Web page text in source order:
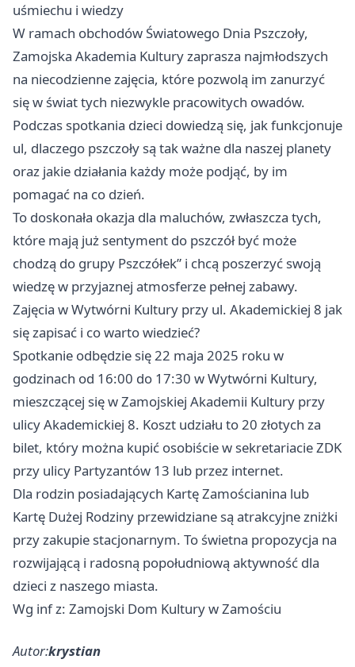
uśmiechu i wiedzy
W ramach obchodów Światowego Dnia Pszczoły,
Zamojska Akademia Kultury zaprasza najmłodszych
na niecodzienne zajęcia, które pozwolą im zanurzyć
się w świat tych niezwykle pracowitych owadów.
Podczas spotkania dzieci dowiedzą się, jak funkcjonuje
ul, dlaczego pszczoły są tak ważne dla naszej planety
oraz jakie działania każdy może podjąć, by im
pomagać na co dzień.
To doskonała okazja dla maluchów, zwłaszcza tych,
które mają już sentyment do pszczół być może
chodzą do grupy Pszczółek” i chcą poszerzyć swoją
wiedzę w przyjaznej atmosferze pełnej zabawy.
Zajęcia w Wytwórni Kultury przy ul. Akademickiej 8 jak
się zapisać i co warto wiedzieć?
Spotkanie odbędzie się 22 maja 2025 roku w
godzinach od 16:00 do 17:30 w Wytwórni Kultury,
mieszczącej się w Zamojskiej Akademii Kultury przy
ulicy Akademickiej 8. Koszt udziału to 20 złotych za
bilet, który można kupić osobiście w sekretariacie ZDK
przy ulicy Partyzantów 13 lub przez internet.
Dla rodzin posiadających Kartę Zamościanina lub
Kartę Dużej Rodziny przewidziane są atrakcyjne zniżki
przy zakupie stacjonarnym. To świetna propozycja na
rozwijającą i radosną popołudniową aktywność dla
dzieci z naszego miasta.
Wg inf z: Zamojski Dom Kultury w Zamościu
Autor:krystian